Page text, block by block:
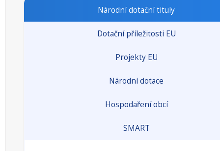
Národní dotační tituly
Dotační příležitosti EU
Projekty EU
Národní dotace
Hospodaření obcí
SMART